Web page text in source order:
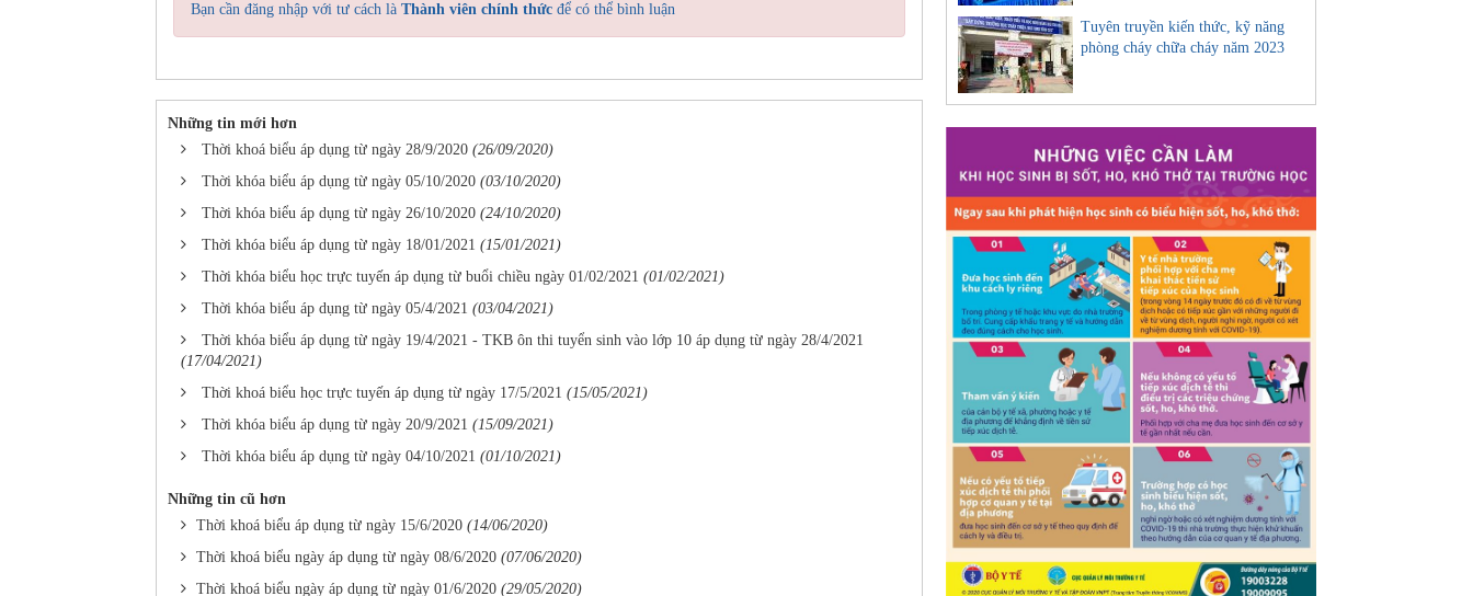
Bạn cần đăng nhập với tư cách là Thành viên chính thức để có thể bình luận
Những tin mới hơn
Thời khoá biểu áp dụng từ ngày 28/9/2020 (26/09/2020)
Thời khóa biểu áp dụng từ ngày 05/10/2020 (03/10/2020)
Thời khóa biểu áp dụng từ ngày 26/10/2020 (24/10/2020)
Thời khóa biểu áp dụng từ ngày 18/01/2021 (15/01/2021)
Thời khóa biểu học trực tuyến áp dụng từ buổi chiều ngày 01/02/2021 (01/02/2021)
Thời khóa biểu áp dụng từ ngày 05/4/2021 (03/04/2021)
Thời khóa biểu áp dụng từ ngày 19/4/2021 - TKB ôn thi tuyển sinh vào lớp 10 áp dụng từ ngày 28/4/2021
(17/04/2021)
Thời khoá biểu học trực tuyến áp dụng từ ngày 17/5/2021 (15/05/2021)
Thời khóa biểu áp dụng từ ngày 20/9/2021 (15/09/2021)
Thời khóa biểu áp dụng từ ngày 04/10/2021 (01/10/2021)
Những tin cũ hơn
Thời khoá biểu áp dụng từ ngày 15/6/2020 (14/06/2020)
Thời khoá biểu ngày áp dụng từ ngày 08/6/2020 (07/06/2020)
Thời khoá biểu ngày áp dụng từ ngày 01/6/2020 (29/05/2020)
Tuyên truyền kiến thức, kỹ năng
phòng cháy chữa cháy năm 2023